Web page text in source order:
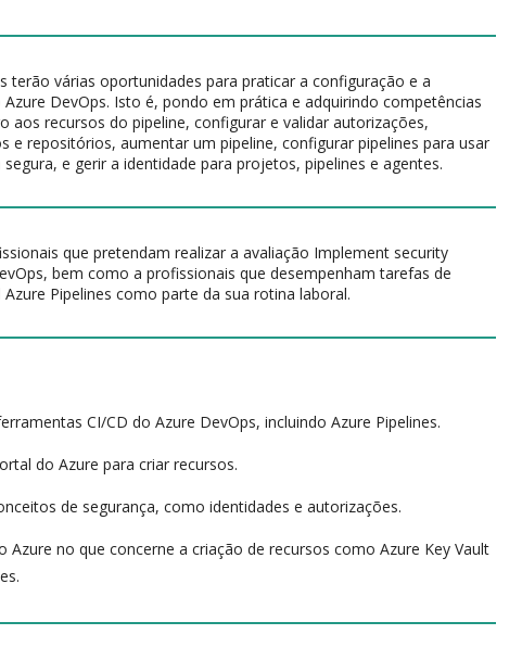
terão várias oportunidades para praticar a configuração e a
DevOps. Isto é, pondo em prática e adquirindo competências
aos recursos do pipeline, configurar e validar autorizações,
e repositórios, aumentar um pipeline, configurar pipelines para usar
e gerir a identidade para projetos, pipelines e agentes.
que pretendam realizar a avaliação Implement security
bem como a profissionais que desempenham tarefas de
Pipelines como parte da sua rotina laboral.
CI/CD do Azure DevOps, incluindo Azure Pipelines.
do Azure para criar recursos.
de segurança, como identidades e autorizações.
Azure no que concerne a criação de recursos como Azure Key Vault